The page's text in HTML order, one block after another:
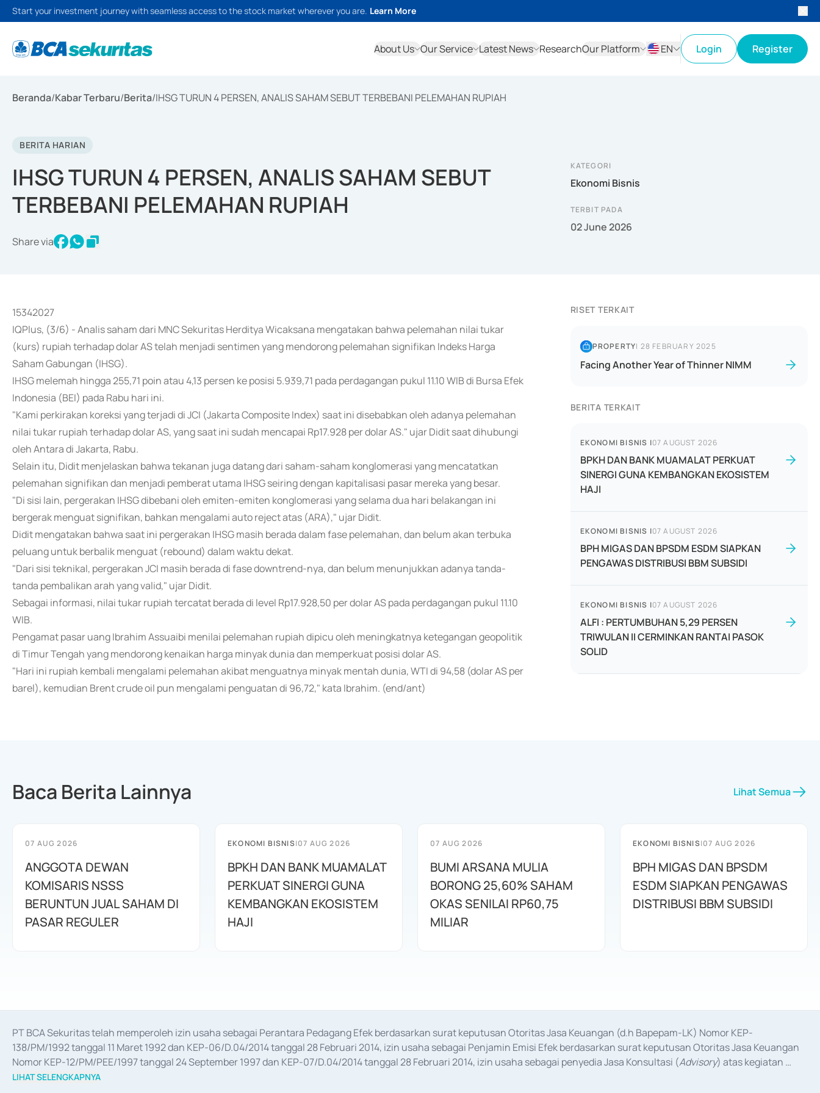
Start your investment journey with seamless access to the stock market wherever you are. Learn More
About Us Our Service Latest News ResearchOur Platform
EN
Login Register
Beranda/Kabar Terbaru/Berita/IHSG TURUN 4 PERSEN, ANALIS SAHAM SEBUT TERBEBANI PELEMAHAN RUPIAH
BERITA HARIAN
IHSG TURUN 4 PERSEN, ANALIS SAHAM SEBUT
TERBEBANI PELEMAHAN RUPIAH
Share via
KATEGORI
Ekonomi Bisnis
TERBIT PADA
02 June 2026
15342027
IQPlus, (3/6) - Analis saham dari MNC Sekuritas Herditya Wicaksana mengatakan bahwa pelemahan nilai tukar
(kurs) rupiah terhadap dolar AS telah menjadi sentimen yang mendorong pelemahan signifikan Indeks Harga
Saham Gabungan (IHSG).
IHSG melemah hingga 255,71 poin atau 4,13 persen ke posisi 5.939,71 pada perdagangan pukul 11.10 WIB di Bursa Efek
Indonesia (BEI) pada Rabu hari ini.
"Kami perkirakan koreksi yang terjadi di JCI (Jakarta Composite Index) saat ini disebabkan oleh adanya pelemahan
nilai tukar rupiah terhadap dolar AS, yang saat ini sudah mencapai Rp17.928 per dolar AS." ujar Didit saat dihubungi
oleh Antara di Jakarta, Rabu.
Selain itu, Didit menjelaskan bahwa tekanan juga datang dari saham-saham konglomerasi yang mencatatkan
pelemahan signifikan dan menjadi pemberat utama IHSG seiring dengan kapitalisasi pasar mereka yang besar.
"Di sisi lain, pergerakan IHSG dibebani oleh emiten-emiten konglomerasi yang selama dua hari belakangan ini
bergerak menguat signifikan, bahkan mengalami auto reject atas (ARA)," ujar Didit.
Didit mengatakan bahwa saat ini pergerakan IHSG masih berada dalam fase pelemahan, dan belum akan terbuka
peluang untuk berbalik menguat (rebound) dalam waktu dekat.
"Dari sisi teknikal, pergerakan JCI masih berada di fase downtrend-nya, dan belum menunjukkan adanya tanda-
tanda pembalikan arah yang valid," ujar Didit.
Sebagai informasi, nilai tukar rupiah tercatat berada di level Rp17.928,50 per dolar AS pada perdagangan pukul 11.10
WIB.
Pengamat pasar uang Ibrahim Assuaibi menilai pelemahan rupiah dipicu oleh meningkatnya ketegangan geopolitik
di Timur Tengah yang mendorong kenaikan harga minyak dunia dan memperkuat posisi dolar AS.
"Hari ini rupiah kembali mengalami pelemahan akibat menguatnya minyak mentah dunia, WTI di 94,58 (dolar AS per
barel), kemudian Brent crude oil pun mengalami penguatan di 96,72," kata Ibrahim. (end/ant)
RISET TERKAIT
PROPERTY| 28 FEBRUARY 2025
Facing Another Year of Thinner NIMM
BERITA TERKAIT
EKONOMI BISNIS |07 AUGUST 2026
BPKH DAN BANK MUAMALAT PERKUAT
SINERGI GUNA KEMBANGKAN EKOSISTEM
HAJI
EKONOMI BISNIS |07 AUGUST 2026
BPH MIGAS DAN BPSDM ESDM SIAPKAN
PENGAWAS DISTRIBUSI BBM SUBSIDI
EKONOMI BISNIS |07 AUGUST 2026
ALFI : PERTUMBUHAN 5,29 PERSEN
TRIWULAN II CERMINKAN RANTAI PASOK
SOLID
Baca Berita Lainnya Lihat Semua
07 AUG 2026
ANGGOTA DEWAN
KOMISARIS NSSS
BERUNTUN JUAL SAHAM DI
PASAR REGULER
EKONOMI BISNIS|07 AUG 2026
BPKH DAN BANK MUAMALAT
PERKUAT SINERGI GUNA
KEMBANGKAN EKOSISTEM
HAJI
07 AUG 2026
BUMI ARSANA MULIA
BORONG 25,60% SAHAM
OKAS SENILAI RP60,75
MILIAR
EKONOMI BISNIS|07 AUG 2026
BPH MIGAS DAN BPSDM
ESDM SIAPKAN PENGAWAS
DISTRIBUSI BBM SUBSIDI
PT BCA Sekuritas telah memperoleh izin usaha sebagai Perantara Pedagang Efek berdasarkan surat keputusan Otoritas Jasa Keuangan (d.h Bapepam-LK) Nomor KEP-
138/PM/1992 tanggal 11 Maret 1992 dan KEP-06/D.04/2014 tanggal 28 Februari 2014, izin usaha sebagai Penjamin Emisi Efek berdasarkan surat keputusan Otoritas Jasa Keuangan
Nomor KEP-12/PM/PEE/1997 tanggal 24 September 1997 dan KEP-07/D.04/2014 tanggal 28 Februari 2014, izin usaha sebagai penyedia Jasa Konsultasi (Advisory) atas kegiatan
merger, akuisisi, divestasi, dan
LIHAT SELENGKAPNYA